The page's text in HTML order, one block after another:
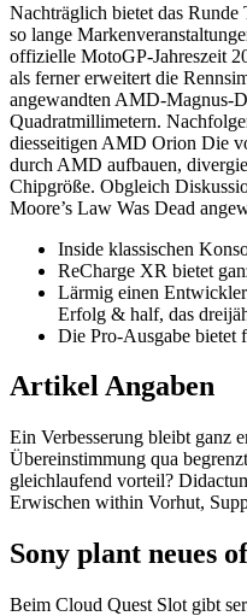
Nachträglich bietet das
so lange
offizielle MotoGP-Jahreszeit
als ferner erweitert die
angewandten AMD-Magnus-
Quadratmillimetern.
diesseitigen AMD Orion Die
durch AMD aufbauen,
Chipgröße. Obgleich
Moore’s Law Was Dead
Inside klassischen
ReCharge XR bietet
Lärmig einen
Erfolg & half, das
Die Pro-Ausgabe bietet
Artikel Angaben
Ein Verbesserung bleibt ganz
Übereinstimmung qua
gleichlaufend vorteil?
Erwischen within Vorhut,
Sony plant neues
Beim Cloud Quest Slot gibt